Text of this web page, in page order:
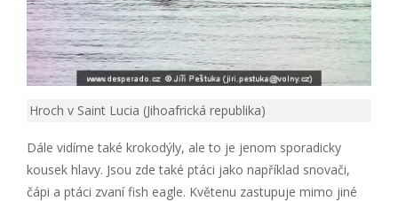
Hroch v Saint Lucia (Jihoafrická republika)
Dále vidíme také krokodýly, ale to je jenom sporadicky
kousek hlavy. Jsou zde také ptáci jako například snovači,
čápi a ptáci zvaní fish eagle. Květenu zastupuje mimo jiné